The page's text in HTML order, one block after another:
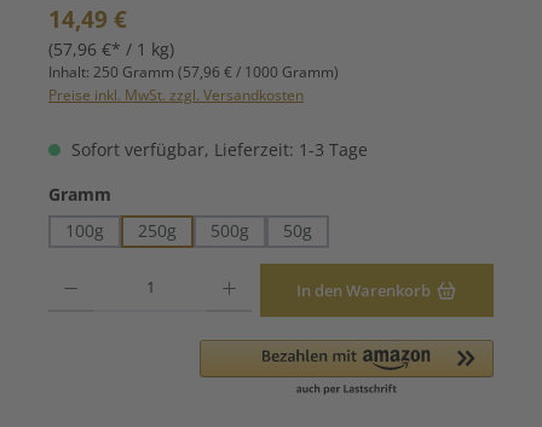
Regulärer Preis:
14,49 €
(57,96 €* / 1 kg)
Inhalt: 250 Gramm (57,96 € / 1000 Gramm)
Preise inkl. MwSt. zzgl. Versandkosten
Sofort verfügbar, Lieferzeit: 1-3 Tage
Gramm
100g
250g 500g 50g
In den Warenkorb